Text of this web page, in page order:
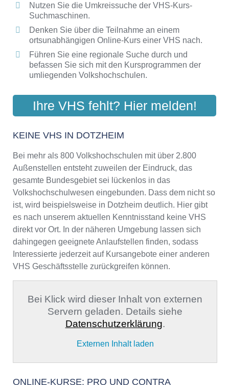
Nutzen Sie die Umkreissuche der VHS-Kurs-
Suchmaschinen.
Denken Sie über die Teilnahme an einem
ortsunabhängigen Online-Kurs einer VHS nach.
Führen Sie eine regionale Suche durch und
befassen Sie sich mit den Kursprogrammen der
umliegenden Volkshochschulen.
Ihre VHS fehlt? Hier melden!
KEINE VHS IN DOTZHEIM
Bei mehr als 800 Volkshochschulen mit über 2.800
Außenstellen entsteht zuweilen der Eindruck, das
gesamte Bundesgebiet sei lückenlos in das
Volkshochschulwesen eingebunden. Dass dem nicht so
ist, wird beispielsweise in Dotzheim deutlich. Hier gibt
es nach unserem aktuellen Kenntnisstand keine VHS
direkt vor Ort. In der näheren Umgebung lassen sich
dahingegen geeignete Anlaufstellen finden, sodass
Interessierte jederzeit auf Kursangebote einer anderen
VHS Geschäftsstelle zurückgreifen können.
Bei Klick wird dieser Inhalt von externen
Servern geladen. Details siehe
Datenschutzerklärung.
Externen Inhalt laden
ONLINE-KURSE: PRO UND CONTRA